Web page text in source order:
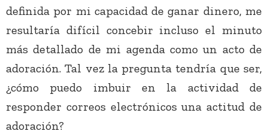
definida por mi capacidad de ganar dinero, me
resultaría difícil concebir incluso el minuto
más detallado de mi agenda como un acto de
adoración. Tal vez la pregunta tendría que ser,
¿cómo puedo imbuir en la actividad de
responder correos electrónicos una actitud de
adoración?